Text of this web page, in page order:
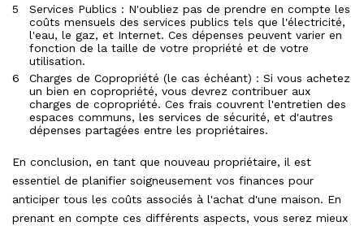
Services Publics : N'oubliez pas de prendre en compte les
coûts mensuels des services publics tels que l'électricité,
l'eau, le gaz, et Internet. Ces dépenses peuvent varier en
fonction de la taille de votre propriété et de votre
utilisation.
Charges de Copropriété (le cas échéant) : Si vous achetez
un bien en copropriété, vous devrez contribuer aux
charges de copropriété. Ces frais couvrent l'entretien des
espaces communs, les services de sécurité, et d'autres
dépenses partagées entre les propriétaires.
En conclusion, en tant que nouveau propriétaire, il est
essentiel de planifier soigneusement vos finances pour
anticiper tous les coûts associés à l'achat d'une maison. En
prenant en compte ces différents aspects, vous serez mieux